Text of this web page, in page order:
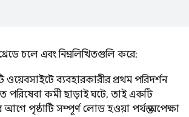
চলে এবং নিম্নলিখিতগুলি করে:
ব্যবহারকারীর প্রথম পরিদর্শন
পরিষেবা কর্মী ছাড়াই ঘটে, তাই একটি
আগে পৃষ্ঠাটি সম্পূর্ণ লোড হওয়া পর্যন্ত অপেক্ষা